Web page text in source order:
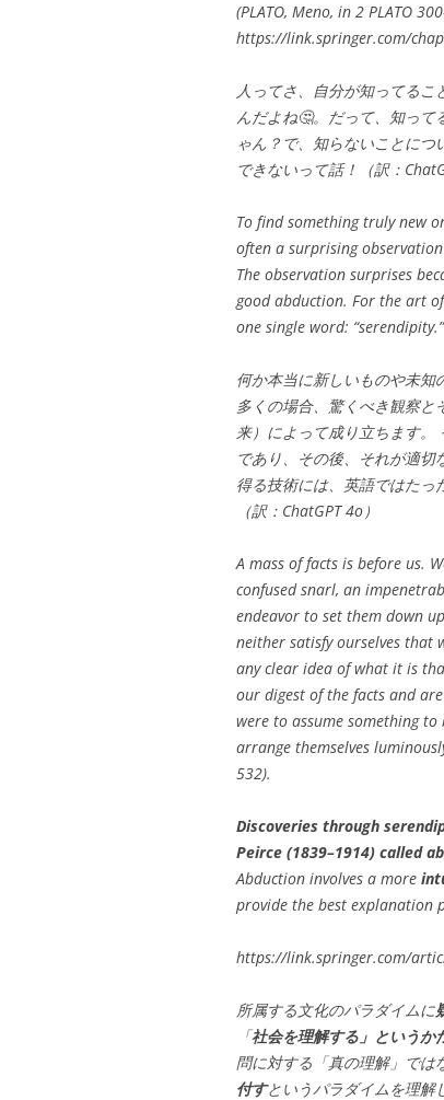
(PLATO, Meno, in 2 PLATO
https://link.springer.com/
人ってさ、自分が知ってる
んだよね🤔。だって、知って
ゃん？で、知らないことに
できないって話！（訳：
To find something truly new
often a surprising
The observation surprises
good abduction. For the art
one single word: “serendipity.”
何か本当に新しいものや未
多くの場合、驚くべき観察
来）によって成り立ちます。
であり、その後、それが適
得る技術には、英語ではた
（訳：ChatGPT 4o）
A mass of facts is before us.
confused snarl, an
endeavor to set them down
neither satisfy ourselves that
any clear idea of what it is
our digest of the facts and
were to assume something
arrange themselves
532).
Discoveries through
Peirce (1839–1914) called
Abduction involves a more
provide the best explanation
https://link.springer.com/
所属する文化のパラダイムに
「社会を理解する」というか
問に対する「真の理解」では
付すというパラダイムを理解